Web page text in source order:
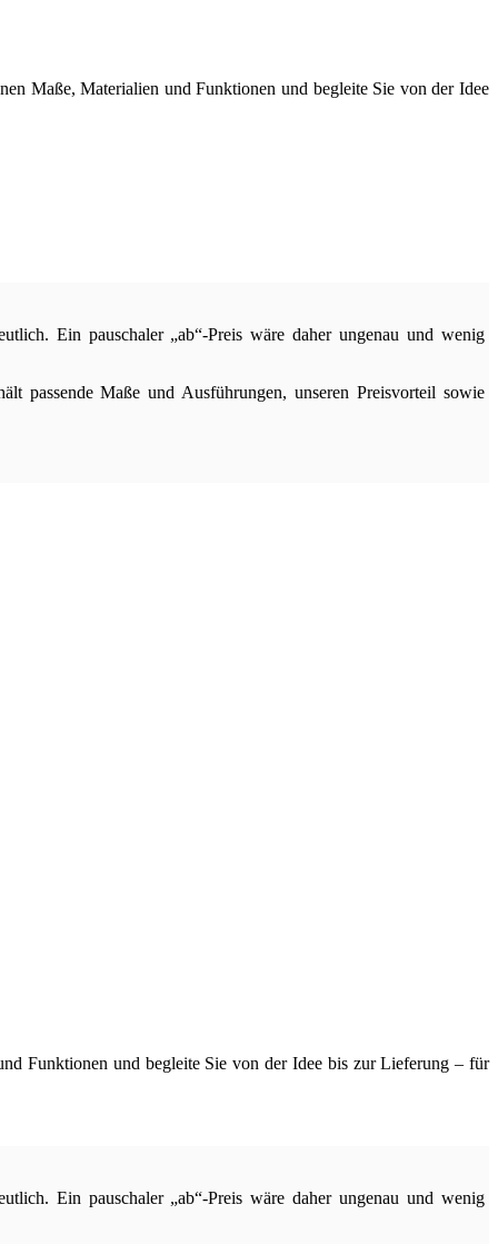
Maße, Materialien und Funktionen und begleite Sie von der Idee
Ein pauschaler „ab“-Preis wäre daher ungenau und wenig
passende Maße und Ausführungen, unseren Preisvorteil sowie
Funktionen und begleite Sie von der Idee bis zur Lieferung – für
Ein pauschaler „ab“-Preis wäre daher ungenau und wenig